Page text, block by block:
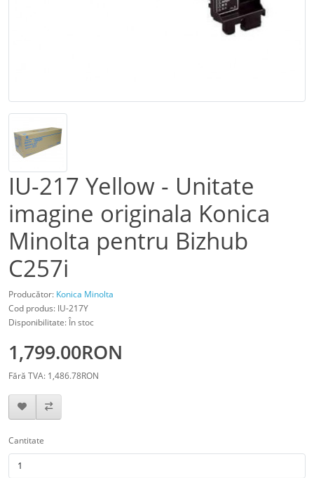
IU-217 Yellow - Unitate
imagine originala Konica
Minolta pentru Bizhub
C257i
Producător: Konica Minolta
Cod produs: IU-217Y
Disponibilitate: În stoc
1,799.00RON
Fără TVA: 1,486.78RON
Cantitate